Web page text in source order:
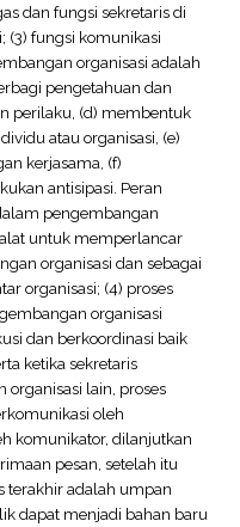
dan fungsi sekretaris di
(3) fungsi komunikasi
organisasi adalah
pengetahuan dan
perilaku, (d) membentuk
atau organisasi, (e)
kerjasama, (f)
antisipasi. Peran
pengembangan
untuk memperlancar
organisasi dan sebagai
organisasi; (4) proses
organisasi
dan berkoordinasi baik
ketika sekretaris
organisasi lain, proses
oleh
komunikator, dilanjutkan
pesan, setelah itu
terakhir adalah umpan
dapat menjadi bahan baru